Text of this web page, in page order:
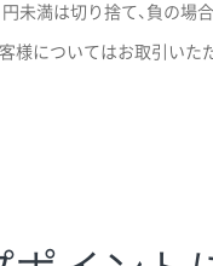
未満は切り捨て、負の場
様についてはお取引いた